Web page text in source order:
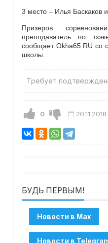
3 место – Илья Баскаков
Призеров
преподаватель по
сообщает Okha65.RU со
школы.
Требует
0 20.11.2018
БУДЬ ПЕРВЫМ!